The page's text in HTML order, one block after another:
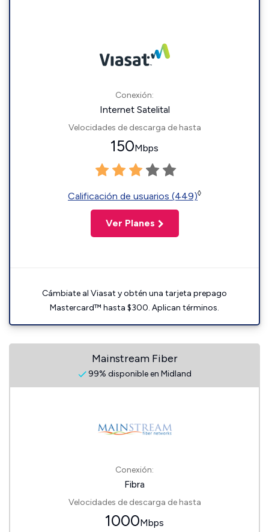
Conexión:
Internet Satelital
Velocidades de descarga de hasta
150Mbps
Calificación de usuarios (449)◊
Ver Planes
Cámbiate al Viasat y obtén una tarjeta prepago
Mastercard™ hasta $300. Aplican términos.
Mainstream Fiber
99% disponible en Midland
Conexión:
Fibra
Velocidades de descarga de hasta
1000Mbps